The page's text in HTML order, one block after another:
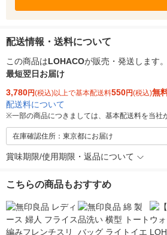
配送情報・送料について
この商品はLOHACOが販売・発送します。
最短翌日お届け
3,780円(税込)以上で基本配送料550円(税込)無
配送料について
※一部の商品につきましては、基本配送料を当社
在庫確認住所：東京都にお届け
賞味期限/使用期限・返品について
こちらの商品もおすすめ